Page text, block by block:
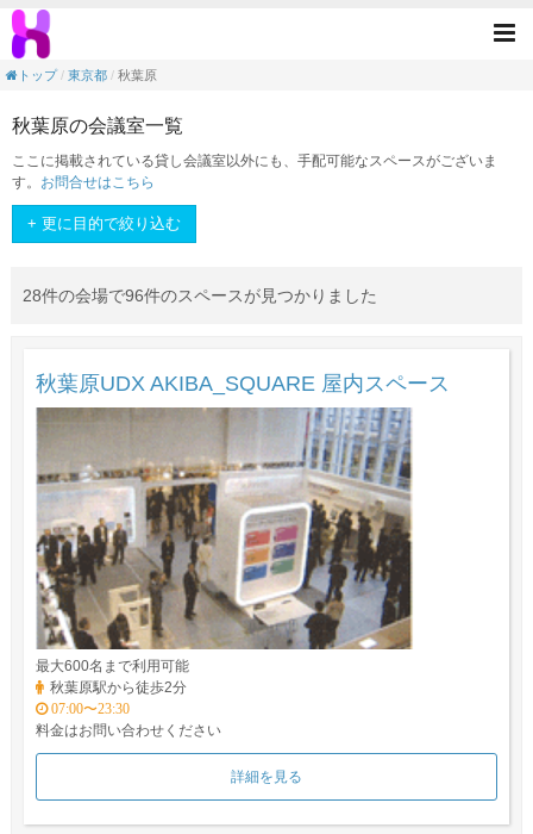
<素敵なスペースを手元に>！1分でできる
トップ
東京都 秋葉原
秋葉原の会議室一覧
ここに掲載されている貸し会議室以外にも、手配可能なスペースがございま
す。 お問合せはこちら
+ 更に目的で絞り込む
28件の会場で96件のスペースが見つかりました
秋葉原UDX AKIBA_SQUARE 屋内スペース
最大600名まで利用可能
秋葉原駅から徒歩2分
07:00〜23:30
料金はお問い合わせください
詳細を見る